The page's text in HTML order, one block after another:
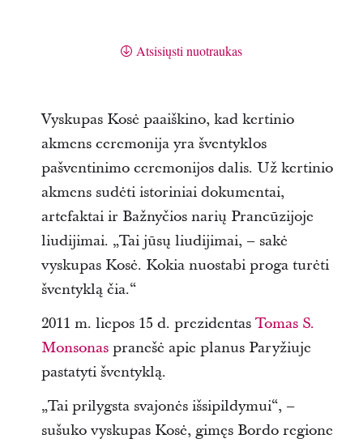
Atsisiųsti nuotraukas
Vyskupas Kosė paaiškino, kad kertinio
akmens ceremonija yra šventyklos
pašventinimo ceremonijos dalis. Už kertinio
akmens sudėti istoriniai dokumentai,
artefaktai ir Bažnyčios narių Prancūzijoje
liudijimai. „Tai jūsų liudijimai, – sakė
vyskupas Kosė. Kokia nuostabi proga turėti
šventyklą čia.“
2011 m. liepos 15 d. prezidentas Tomas S.
Monsonaspranešė apie planus Paryžiuje
pastatyti šventyklą.
„Tai prilygsta svajonės išsipildymui“, –
sušuko vyskupas Kosė, gimęs Bordo regione